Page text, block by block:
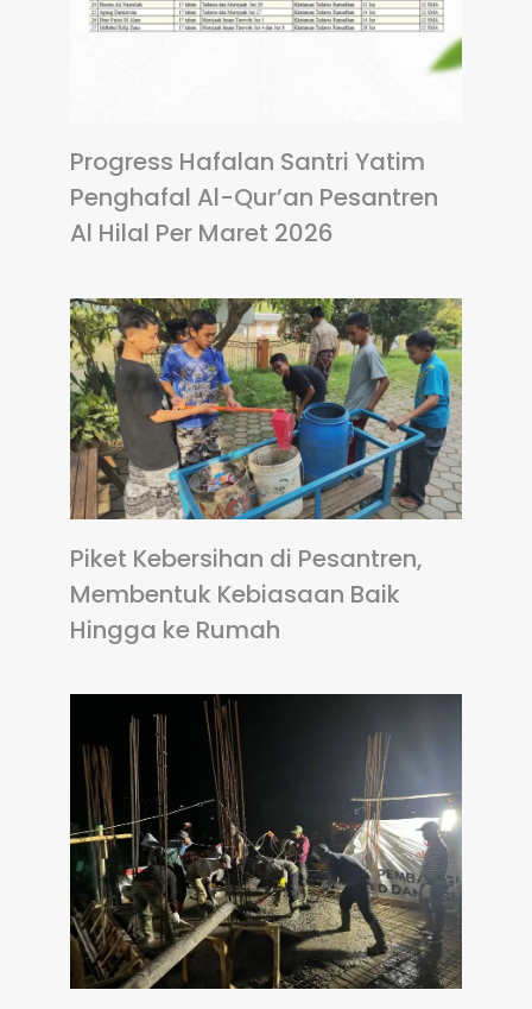
Progress Hafalan Santri Yatim
Penghafal Al-Qur’an Pesantren
Al Hilal Per Maret 2026
Piket Kebersihan di Pesantren,
Membentuk Kebiasaan Baik
Hingga ke Rumah